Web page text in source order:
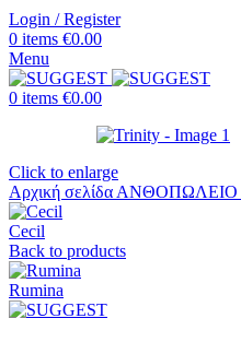
Login / Register
0 items €0.00
Menu
0 items €0.00
Click to enlarge
Αρχική σελίδα ΑΝΘΟΠΩΛΕΙΟ
Cecil
Back to products
Rumina